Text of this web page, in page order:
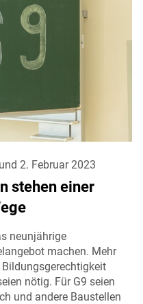
2. Februar 2023
stehen einer
neunjährige
machen. Mehr
nötig. Für G9 seien
und andere Baustellen